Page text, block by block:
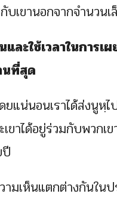
บเขานอกจากจํานวนเ
ละใช้เวลาในการเ
นที่สุด
ยแน่นอนเราได้ส่งนูหฺ
เขาได้อยู่ร่วมกับพวกเ
มเห็นแตกต่างกันในป